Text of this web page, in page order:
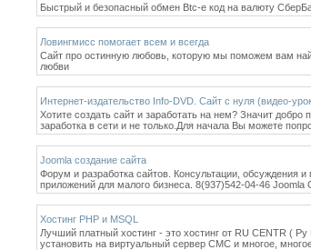
Быстрый и безопасный обмен Btc-e код на валюту
Ловингмисс помогает всем и всегда
Сайт про остинную любовь, которую мы поможем вам
любви
Интернет-издательство Info-DVD. Сайт с нуля (видео-
Хотите создать сайт и заработать на нем? Значит
заработка в сети и не только.Для начала Вы можете
Joomla создание сайта
Форум и разработка сайтов. Консультации, обсуждения
приложений для малого бизнеса. 8(937)542-04-46 Joomla
Хостинг PHP и MSQL
Лучший платный хостинг - это хостинг от RU CENTR (
установить на виртуальный сервер CMC и многое,